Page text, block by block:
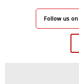
Follow us on